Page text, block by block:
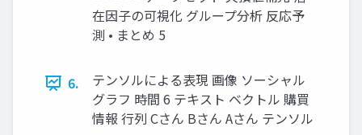
在因子の可視化 グループ分析 反応予
測 • まとめ 5
6.
テンソルによる表現 画像 ソーシャル
グラフ 時間 6 テキスト ベクトル 購買
情報 行列 Cさん Bさん Aさん テンソル